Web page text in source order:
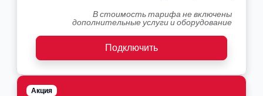
В стоимость тарифа не включены
дополнительные услуги и оборудование
Подключить
Акция